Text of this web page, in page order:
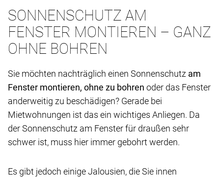
SONNENSCHUTZ AM
FENSTER MONTIEREN – GANZ
OHNE BOHREN
Sie möchten nachträglich einen Sonnenschutz am
Fenster montieren, ohne zu bohren oder das Fenster
anderweitig zu beschädigen? Gerade bei
Mietwohnungen ist das ein wichtiges Anliegen. Da
der Sonnenschutz am Fenster für draußen sehr
schwer ist, muss hier immer gebohrt werden.
Es gibt jedoch einige Jalousien, die Sie innen